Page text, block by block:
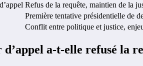
Refus de la requête, maintien de la
Première tentative présidentielle de
Conflit entre politique et justice,
a-t-elle refusé la